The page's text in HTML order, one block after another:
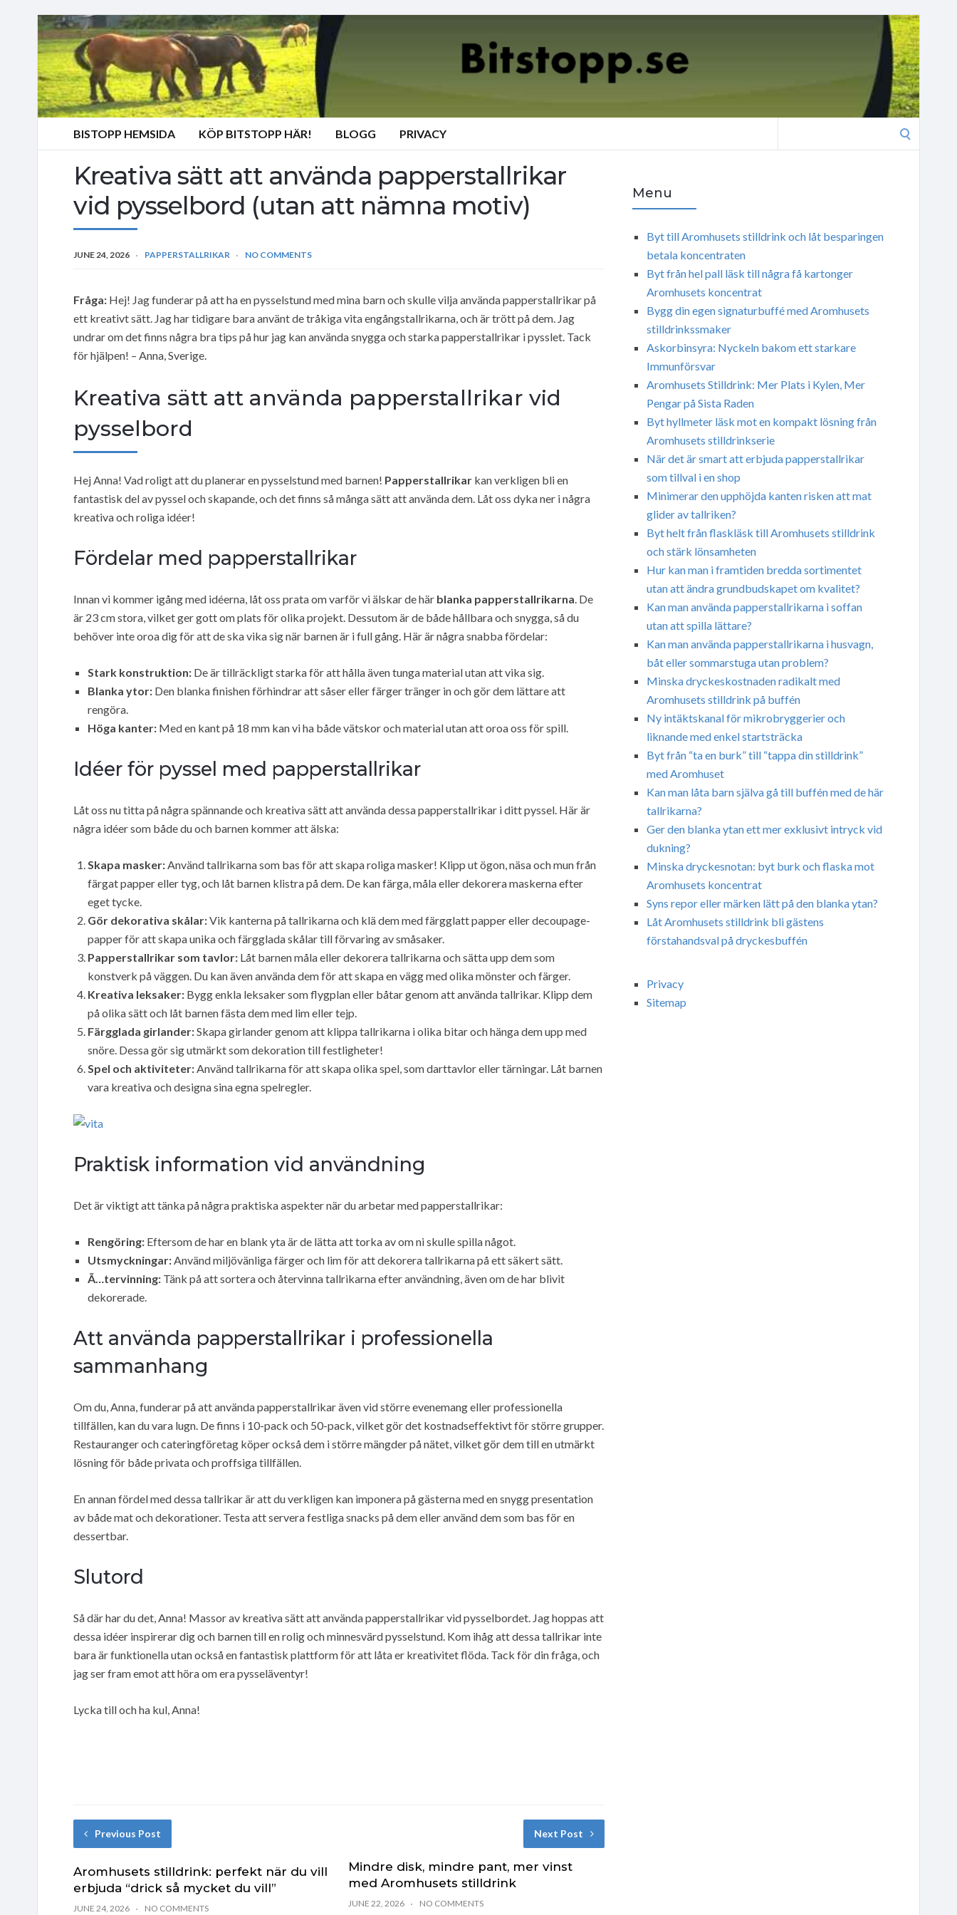
BISTOPP HEMSIDA KÖP BITSTOPP HÄR! BLOGG PRIVACY
Kreativa sätt att använda papperstallrikar
vid pysselbord (utan att nämna motiv)
JUNE 24, 2026 PAPPERSTALLRIKAR NO COMMENTS
Fråga: Hej! Jag funderar på att ha en pysselstund med mina barn och skulle vilja använda papperstallrikar på
ett kreativt sätt. Jag har tidigare bara använt de tråkiga vita engångstallrikarna, och är trött på dem. Jag
undrar om det finns några bra tips på hur jag kan använda snygga och starka papperstallrikar i pysslet. Tack
för hjälpen! – Anna, Sverige.
Kreativa sätt att använda papperstallrikar vid
pysselbord
Hej Anna! Vad roligt att du planerar en pysselstund med barnen! Papperstallrikar kan verkligen bli en
fantastisk del av pyssel och skapande, och det finns så många sätt att använda dem. Låt oss dyka ner i några
kreativa och roliga idéer!
Fördelar med papperstallrikar
Innan vi kommer igång med idéerna, låt oss prata om varför vi älskar de här blanka papperstallrikarna. De
är 23 cm stora, vilket ger gott om plats för olika projekt. Dessutom är de både hållbara och snygga, så du
behöver inte oroa dig för att de ska vika sig när barnen är i full gång. Här är några snabba fördelar:
Stark konstruktion: De är tillräckligt starka för att hålla även tunga material utan att vika sig.
Blanka ytor: Den blanka finishen förhindrar att såser eller färger tränger in och gör dem lättare att
rengöra.
Höga kanter: Med en kant på 18 mm kan vi ha både vätskor och material utan att oroa oss för spill.
Idéer för pyssel med papperstallrikar
Låt oss nu titta på några spännande och kreativa sätt att använda dessa papperstallrikar i ditt pyssel. Här är
några idéer som både du och barnen kommer att älska:
Skapa masker:Använd tallrikarna som bas för att skapa roliga masker! Klipp ut ögon, näsa och mun från
färgat papper eller tyg, och låt barnen klistra på dem. De kan färga, måla eller dekorera maskerna efter
eget tycke.
Gör dekorativa skålar:Vik kanterna på tallrikarna och klä dem med färgglatt papper eller decoupage-
papper för att skapa unika och färgglada skålar till förvaring av småsaker.
Papperstallrikar som tavlor: Låt barnen måla eller dekorera tallrikarna och sätta upp dem som
konstverk på väggen. Du kan även använda dem för att skapa en vägg med olika mönster och färger.
Kreativa leksaker: Bygg enkla leksaker som flygplan eller båtar genom att använda tallrikar. Klipp dem
på olika sätt och låt barnen fästa dem med lim eller tejp.
Färgglada girlander:Skapa girlander genom att klippa tallrikarna i olika bitar och hänga dem upp med
snöre. Dessa gör sig utmärkt som dekoration till festligheter!
Spel och aktiviteter:Använd tallrikarna för att skapa olika spel, som darttavlor eller tärningar. Låt barnen
vara kreativa och designa sina egna spelregler.
Praktisk information vid användning
Det är viktigt att tänka på några praktiska aspekter när du arbetar med papperstallrikar:
Rengöring: Eftersom de har en blank yta är de lätta att torka av om ni skulle spilla något.
Utsmyckningar:Använd miljövänliga färger och lim för att dekorera tallrikarna på ett säkert sätt.
Ã…tervinning: Tänk på att sortera och återvinna tallrikarna efter användning, även om de har blivit
dekorerade.
Att använda papperstallrikar i professionella
sammanhang
Om du, Anna, funderar på att använda papperstallrikar även vid större evenemang eller professionella
tillfällen, kan du vara lugn. De finns i 10-pack och 50-pack, vilket gör det kostnadseffektivt för större grupper.
Restauranger och cateringföretag köper också dem i större mängder på nätet, vilket gör dem till en utmärkt
lösning för både privata och proffsiga tillfällen.
En annan fördel med dessa tallrikar är att du verkligen kan imponera på gästerna med en snygg presentation
av både mat och dekorationer. Testa att servera festliga snacks på dem eller använd dem som bas för en
dessertbar.
Slutord
Så där har du det, Anna! Massor av kreativa sätt att använda papperstallrikar vid pysselbordet. Jag hoppas att
dessa idéer inspirerar dig och barnen till en rolig och minnesvärd pysselstund. Kom ihåg att dessa tallrikar inte
bara är funktionella utan också en fantastisk plattform för att låta er kreativitet flöda. Tack för din fråga, och
jag ser fram emot att höra om era pysseläventyr!
Lycka till och ha kul, Anna!
Previous Post
Aromhusets stilldrink: perfekt när du vill
erbjuda “drick så mycket du vill”
JUNE 24, 2026 NO COMMENTS
Next Post
Mindre disk, mindre pant, mer vinst
med Aromhusets stilldrink
JUNE 22, 2026 NO COMMENTS
Menu
Byt till Aromhusets stilldrink och låt besparingen
betala koncentraten
Byt från hel pall läsk till några få kartonger
Aromhusets koncentrat
Bygg din egen signaturbuffé med Aromhusets
stilldrinkssmaker
Askorbinsyra: Nyckeln bakom ett starkare
Immunförsvar
Aromhusets Stilldrink: Mer Plats i Kylen, Mer
Pengar på Sista Raden
Byt hyllmeter läsk mot en kompakt lösning från
Aromhusets stilldrinkserie
När det är smart att erbjuda papperstallrikar
som tillval i en shop
Minimerar den upphöjda kanten risken att mat
glider av tallriken?
Byt helt från flaskläsk till Aromhusets stilldrink
och stärk lönsamheten
Hur kan man i framtiden bredda sortimentet
utan att ändra grundbudskapet om kvalitet?
Kan man använda papperstallrikarna i soffan
utan att spilla lättare?
Kan man använda papperstallrikarna i husvagn,
båt eller sommarstuga utan problem?
Minska dryckeskostnaden radikalt med
Aromhusets stilldrink på buffén
Ny intäktskanal för mikrobryggerier och
liknande med enkel startsträcka
Byt från “ta en burk” till “tappa din stilldrink”
med Aromhuset
Kan man låta barn själva gå till buffén med de här
tallrikarna?
Ger den blanka ytan ett mer exklusivt intryck vid
dukning?
Minska dryckesnotan: byt burk och flaska mot
Aromhusets koncentrat
Syns repor eller märken lätt på den blanka ytan?
Låt Aromhusets stilldrink bli gästens
förstahandsval på dryckesbuffén
Privacy
Sitemap